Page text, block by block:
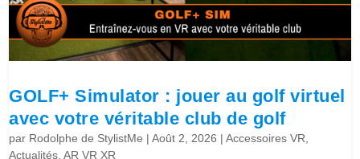
GOLF+ Simulator : jouer au golf virtuel
avec votre véritable club de golf
par Rodolphe de StylistMe |Août 2, 2026 |Accessoires VR,
Actualités,AR VR XR